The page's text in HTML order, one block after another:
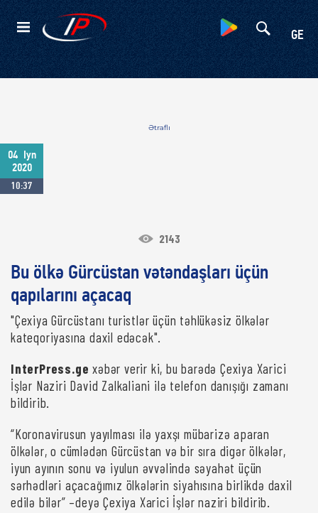
GE
Kateqoriyalar
Ətraflı
04
Iyn
2020
10:37
2143
Bu ölkə Gürcüstan vətəndaşları üçün
qapılarını açacaq
"Çexiya Gürcüstanı turistlər üçün təhlükəsiz ölkələr
kateqoriyasına daxil edəcək".
InterPress.ge xəbər verir ki, bu barədə Çexiya Xarici
İşlər Naziri David Zalkaliani ilə telefon danışığı zamanı
bildirib.
“Koronavirusun yayılması ilə yaxşı mübarizə aparan
ölkələr, o cümlədən Gürcüstan və bir sıra digər ölkələr,
iyun ayının sonu və iyulun əvvəlində səyahət üçün
sərhədləri açacağımız ölkələrin siyahısına birlikdə daxil
edilə bilər” –deyə Çexiya Xarici İşlər naziri bildirib.